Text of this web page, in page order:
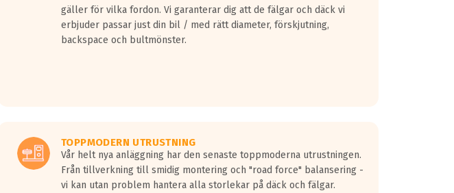
gäller för vilka fordon. Vi garanterar dig att de fälgar och däck vi
erbjuder passar just din bil / med rätt diameter, förskjutning,
backspace och bultmönster.
TOPPMODERN UTRUSTNING
Vår helt nya anläggning har den senaste toppmoderna utrustningen.
Från tillverkning till smidig montering och "road force" balansering -
vi kan utan problem hantera alla storlekar på däck och fälgar.